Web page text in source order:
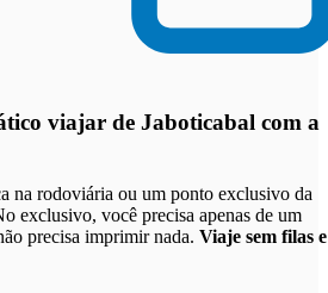
viajar de Jaboticabal com a
na rodoviária ou um ponto exclusivo da
exclusivo, você precisa apenas de um
precisa imprimir nada. Viaje sem filas e